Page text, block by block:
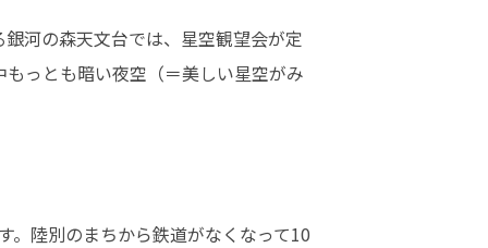
河の森天文台では、星空観望会が定
っとも暗い夜空（＝美しい星空がみ
。陸別のまちから鉄道がなくなって10